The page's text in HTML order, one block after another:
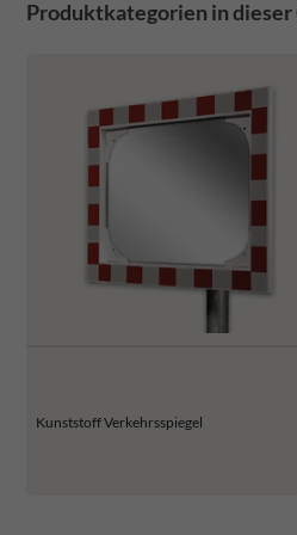
Produktkategorien in dieser
Kunststoff Verkehrsspiegel